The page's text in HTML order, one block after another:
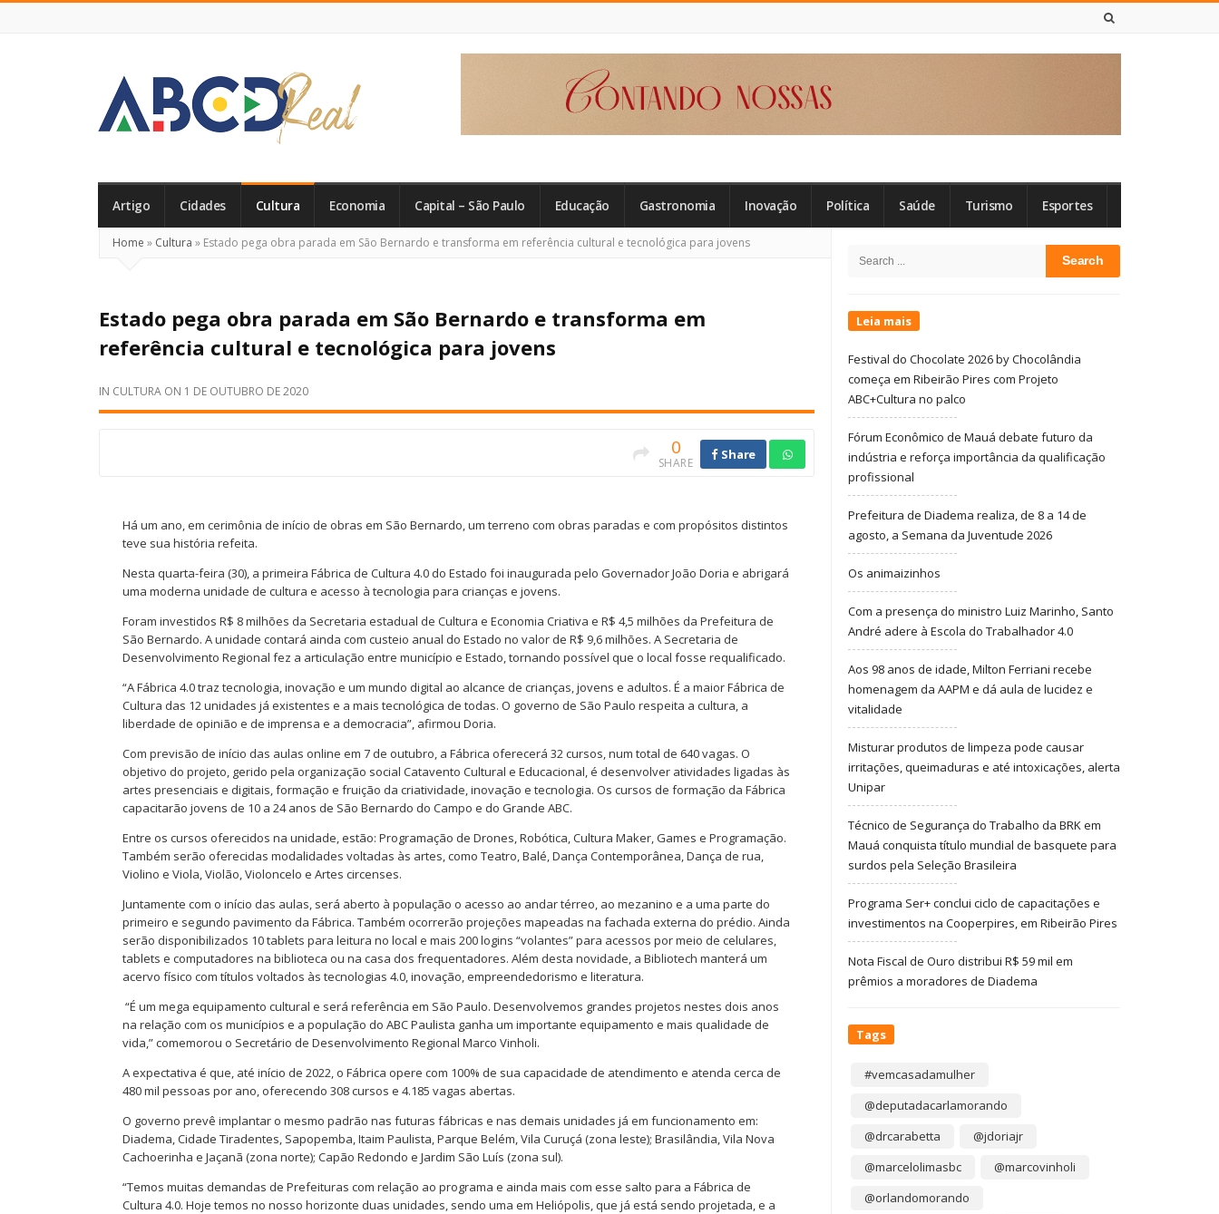
Real
Artigo Cidades Cultura Economia Capital – São Paulo Educação Gastronomia Inovação Política Saúde Turismo Esportes
Home » Cultura » Estado pega obra parada em São Bernardo e transforma em referência cultural e tecnológica para jovens
Estado pega obra parada em São Bernardo e transforma em
referência cultural e tecnológica para jovens
IN CULTURA ON 1 DE OUTUBRO DE 2020
0
SHARE
Share
Há um ano, em cerimônia de início de obras em São Bernardo, um terreno com obras paradas e com propósitos distintos
teve sua história refeita.
Nesta quarta-feira (30), a primeira Fábrica de Cultura 4.0 do Estado foi inaugurada pelo Governador João Doria e abrigará
uma moderna unidade de cultura e acesso à tecnologia para crianças e jovens.
Foram investidos R$ 8 milhões da Secretaria estadual de Cultura e Economia Criativa e R$ 4,5 milhões da Prefeitura de
São Bernardo. A unidade contará ainda com custeio anual do Estado no valor de R$ 9,6 milhões. A Secretaria de
Desenvolvimento Regional fez a articulação entre município e Estado, tornando possível que o local fosse requalificado.
“A Fábrica 4.0 traz tecnologia, inovação e um mundo digital ao alcance de crianças, jovens e adultos. É a maior Fábrica de
Cultura das 12 unidades já existentes e a mais tecnológica de todas. O governo de São Paulo respeita a cultura, a
liberdade de opinião e de imprensa e a democracia”, afirmou Doria.
Com previsão de início das aulas online em 7 de outubro, a Fábrica oferecerá 32 cursos, num total de 640 vagas. O
objetivo do projeto, gerido pela organização social Catavento Cultural e Educacional, é desenvolver atividades ligadas às
artes presenciais e digitais, formação e fruição da criatividade, inovação e tecnologia. Os cursos de formação da Fábrica
capacitarão jovens de 10 a 24 anos de São Bernardo do Campo e do Grande ABC.
Entre os cursos oferecidos na unidade, estão: Programação de Drones, Robótica, Cultura Maker, Games e Programação.
Também serão oferecidas modalidades voltadas às artes, como Teatro, Balé, Dança Contemporânea, Dança de rua,
Violino e Viola, Violão, Violoncelo e Artes circenses.
Juntamente com o início das aulas, será aberto à população o acesso ao andar térreo, ao mezanino e a uma parte do
primeiro e segundo pavimento da Fábrica. Também ocorrerão projeções mapeadas na fachada externa do prédio. Ainda
serão disponibilizados 10 tablets para leitura no local e mais 200 logins “volantes” para acessos por meio de celulares,
tablets e computadores na biblioteca ou na casa dos frequentadores. Além desta novidade, a Bibliotech manterá um
acervo físico com títulos voltados às tecnologias 4.0, inovação, empreendedorismo e literatura.
“É um mega equipamento cultural e será referência em São Paulo. Desenvolvemos grandes projetos nestes dois anos
na relação com os municípios e a população do ABC Paulista ganha um importante equipamento e mais qualidade de
vida,” comemorou o Secretário de Desenvolvimento Regional Marco Vinholi.
A expectativa é que, até início de 2022, o Fábrica opere com 100% de sua capacidade de atendimento e atenda cerca de
480 mil pessoas por ano, oferecendo 308 cursos e 4.185 vagas abertas.
O governo prevê implantar o mesmo padrão nas futuras fábricas e nas demais unidades já em funcionamento em:
Diadema, Cidade Tiradentes, Sapopemba, Itaim Paulista, Parque Belém, Vila Curuçá (zona leste); Brasilândia, Vila Nova
Cachoerinha e Jaçanã (zona norte); Capão Redondo e Jardim São Luís (zona sul).
“Temos muitas demandas de Prefeituras com relação ao programa e ainda mais com esse salto para a Fábrica de
Cultura 4.0. Hoje temos no nosso horizonte duas unidades, sendo uma em Heliópolis, que já está sendo projetada, e a
Sidebar
Search
Leia mais
Festival do Chocolate 2026 by Chocolândia
começa em Ribeirão Pires com Projeto
ABC+Cultura no palco
Fórum Econômico de Mauá debate futuro da
indústria e reforça importância da qualificação
profissional
Prefeitura de Diadema realiza, de 8 a 14 de
agosto, a Semana da Juventude 2026
Os animaizinhos
Com a presença do ministro Luiz Marinho, Santo
André adere à Escola do Trabalhador 4.0
Aos 98 anos de idade, Milton Ferriani recebe
homenagem da AAPM e dá aula de lucidez e
vitalidade
Misturar produtos de limpeza pode causar
irritações, queimaduras e até intoxicações, alerta
Unipar
Técnico de Segurança do Trabalho da BRK em
Mauá conquista título mundial de basquete para
surdos pela Seleção Brasileira
Programa Ser+ conclui ciclo de capacitações e
investimentos na Cooperpires, em Ribeirão Pires
Nota Fiscal de Ouro distribui R$ 59 mil em
prêmios a moradores de Diadema
Tags
#vemcasadamulher
@deputadacarlamorando
@drcarabetta
@jdoriajr
@marcelolimasbc
@marcovinholi
@orlandomorando